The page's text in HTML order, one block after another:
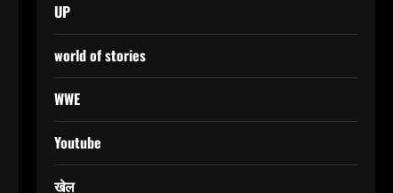
UP
world of stories
WWE
Youtube
खेल